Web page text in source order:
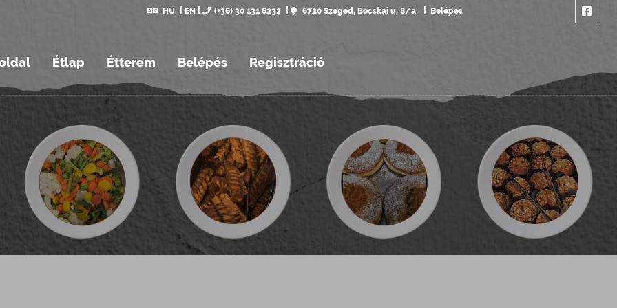
HU EN (+36) 30 131 6232 6720 Szeged, Bocskai u. 8/a Belépés
Étlap Étterem Belépés Regisztráció